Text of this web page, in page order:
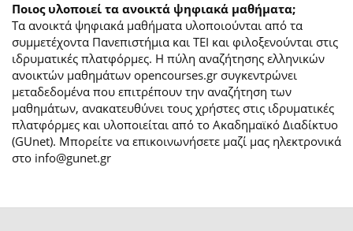
Ποιος υλοποιεί τα ανοικτά ψηφιακά μαθήματα;
Τα ανοικτά ψηφιακά μαθήματα υλοποιούνται από τα
συμμετέχοντα Πανεπιστήμια και ΤΕΙ και φιλοξενούνται στις
ιδρυματικές πλατφόρμες. H πύλη αναζήτησης ελληνικών
ανοικτών μαθημάτων opencourses.gr συγκεντρώνει
μεταδεδομένα που επιτρέπουν την αναζήτηση των
μαθημάτων, ανακατευθύνει τους χρήστες στις ιδρυματικές
πλατφόρμες και υλοποιείται από το Ακαδημαϊκό Διαδίκτυο
(GUnet). Μπορείτε να επικοινωνήσετε μαζί μας ηλεκτρονικά
στο info@gunet.gr